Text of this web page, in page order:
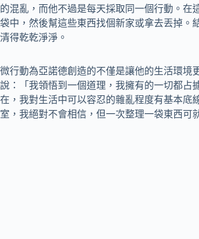
的混亂，而他不過是每天採取同一個行動。在
袋中，然後幫這些東西找個新家或拿去丟掉。
清得乾乾淨淨。
微行動為亞諾德創造的不僅是讓他的生活環境
說：「我領悟到一個道理，我擁有的一切都占
在，我對生活中可以容忍的雜亂程度有基本底
室，我絕對不會相信，但一次整理一袋東西可